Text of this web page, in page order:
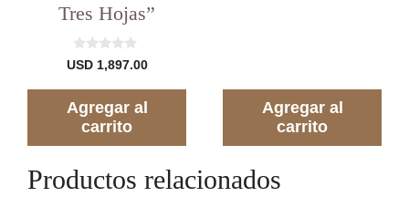
Tres Hojas”
0
d
USD1,897.00
Agregar al
carrito
Agregar al
carrito
Productos relacionados